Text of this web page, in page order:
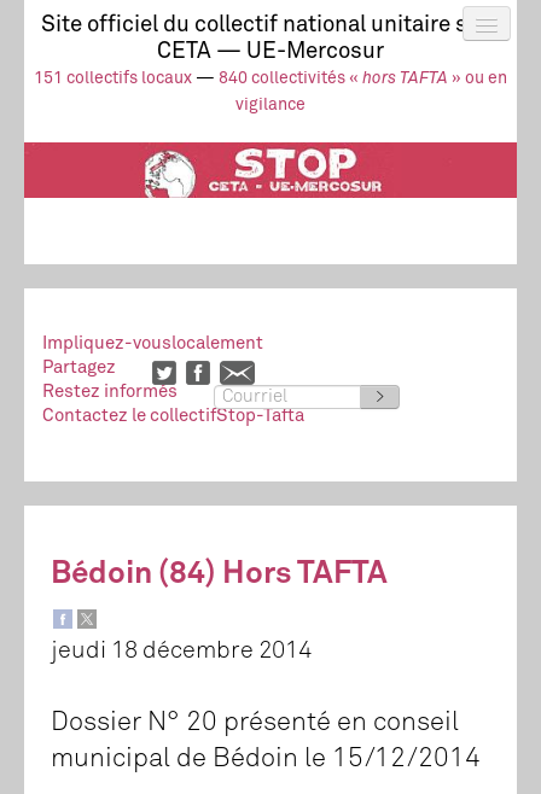
Site officiel du collectif national unitaire stop
CETA — UE-Mercosur
151 collectifs locaux — 840 collectivités « hors TAFTA » ou en
vigilance
Actus
UE-Mercosur
Stop à l’impunité !
TAFTA
CETA
Collectif
Impliquez-vouslocalement
Partagez
Restez informés
>
Contactez le collectifStop-Tafta
Bédoin (84) Hors TAFTA
jeudi 18 décembre 2014
Dossier N° 20 présenté en conseil
municipal de Bédoin le 15/12/2014